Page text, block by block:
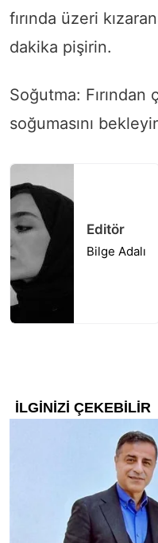
fırında üzeri
dakika pişirin.
Soğutma: Fırından
soğumasını
Editör
Bilge Adalı